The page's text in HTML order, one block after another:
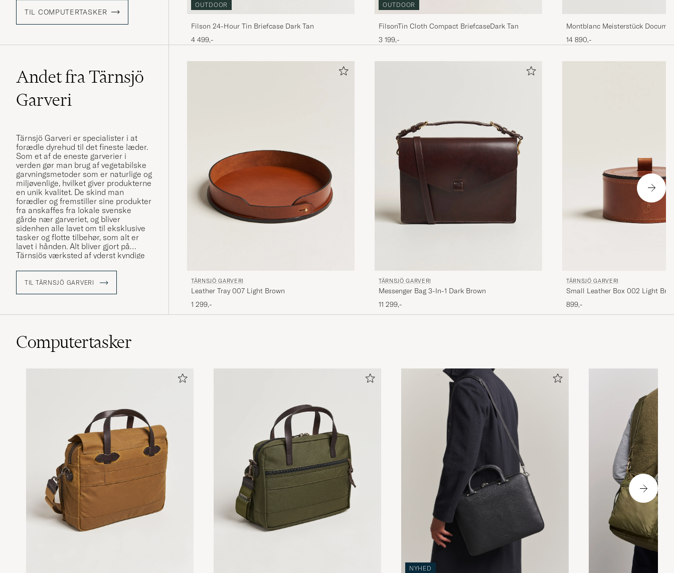
TIL COMPUTERTASKER
OUTDOOR
Filson 24-Hour Tin Briefcase Dark Tan
4 499,-
OUTDOOR
FilsonTin Cloth Compact BriefcaseDark Tan
3 199,-
Montblanc Meisterstück
14 890,-
Andet fra Tärnsjö
Garveri
Tärnsjö Garveri er specialister i at
forædle dyrehud til det fineste læder.
Som et af de eneste garverier i
verden gør man brug af vegetabilske
garvningsmetoder som er naturlige og
miljøvenlige, hvilket giver produkterne
en unik kvalitet. De skind man
forædler og fremstiller sine produkter
fra anskaffes fra lokale svenske
gårde nær garveriet, og bliver
sidenhen alle lavet om til eksklusive
tasker og flotte tilbehør, som alt er
lavet i hånden. Alt bliver gjort på
Tärnsjös værksted af yderst kyndige
og sådan har det været siden 1873.
Læs mere om Tärnsjö Garveri i vores
TIL TÄRNSJÖ GARVERI TÄRNSJÖ GARVERI
Leather Tray 007 Light Brown
1 299,-
TÄRNSJÖ GARVERI
Messenger Bag 3-In-1 Dark Brown
11 299,-
TÄRNSJÖ GARVERI
Small Leather Box 002 Light
899,-
Computertasker
NYHED